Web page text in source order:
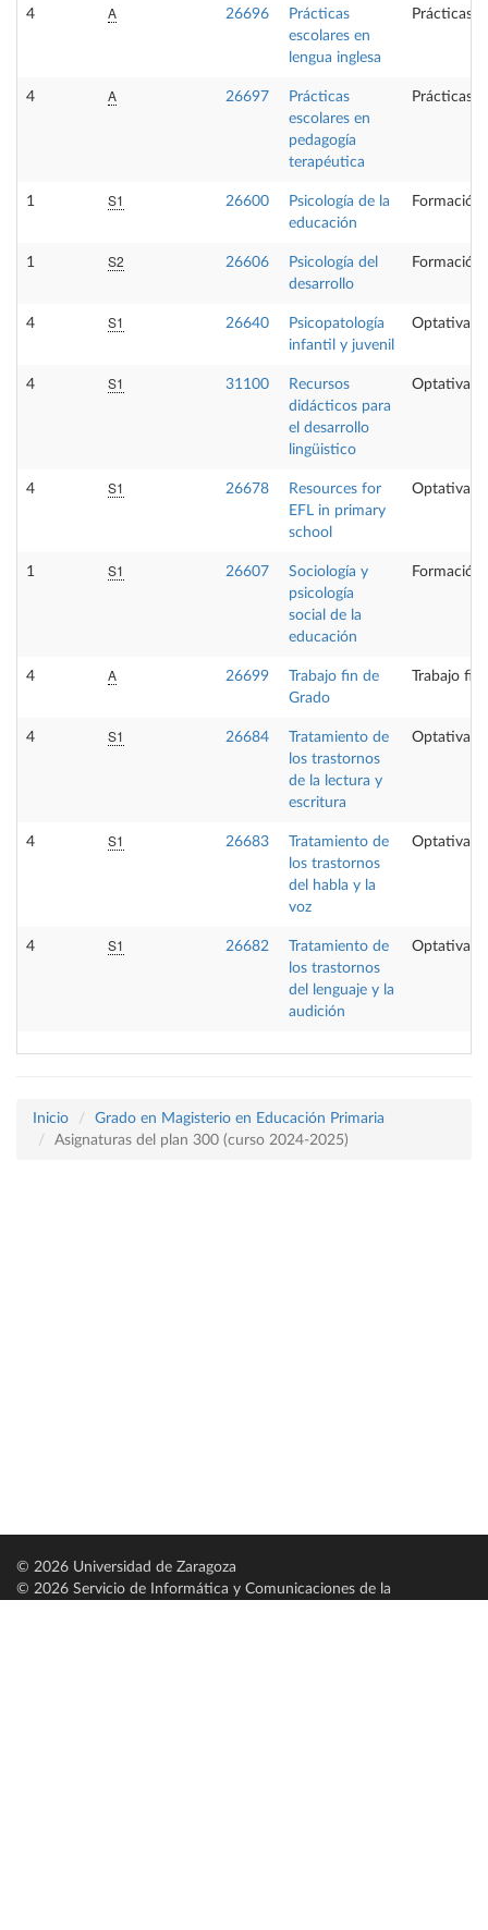
4 A 26696
Prácticas
escolares en
lengua inglesa
Prácticas
4 A 26697
Prácticas
escolares en
pedagogía
terapéutica
Prácticas
1 S1 26600
Psicología de la
educación
Formación
1 S2 26606
Psicología del
desarrollo
Formación
4 S1 26640
Psicopatología
infantil y juvenil
Optativa
4 S1 31100
Recursos
didácticos para
el desarrollo
lingüistico
Optativa
4 S1 26678
Resources for
EFL in primary
school
Optativa
1 S1 26607
Sociología y
psicología
social de la
educación
Formación
4 A 26699
Trabajo fin de
Grado
Trabajo fin
4 S1 26684
Tratamiento de
los trastornos
de la lectura y
escritura
Optativa
4 S1 26683
Tratamiento de
los trastornos
del habla y la
voz
Optativa
4 S1 26682
Tratamiento de
los trastornos
del lenguaje y la
audición
Optativa
Inicio
Grado en Magisterio en Educación Primaria
Asignaturas del plan 300 (curso 2024-2025)
© 2026 Universidad de Zaragoza
© 2026 Servicio de Informática y Comunicaciones de la